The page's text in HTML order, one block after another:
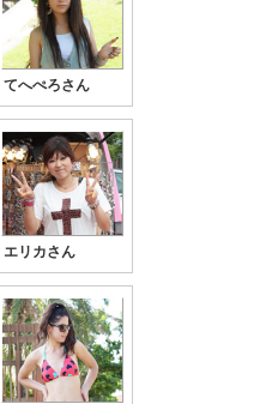
てへぺろさん
エリカさん